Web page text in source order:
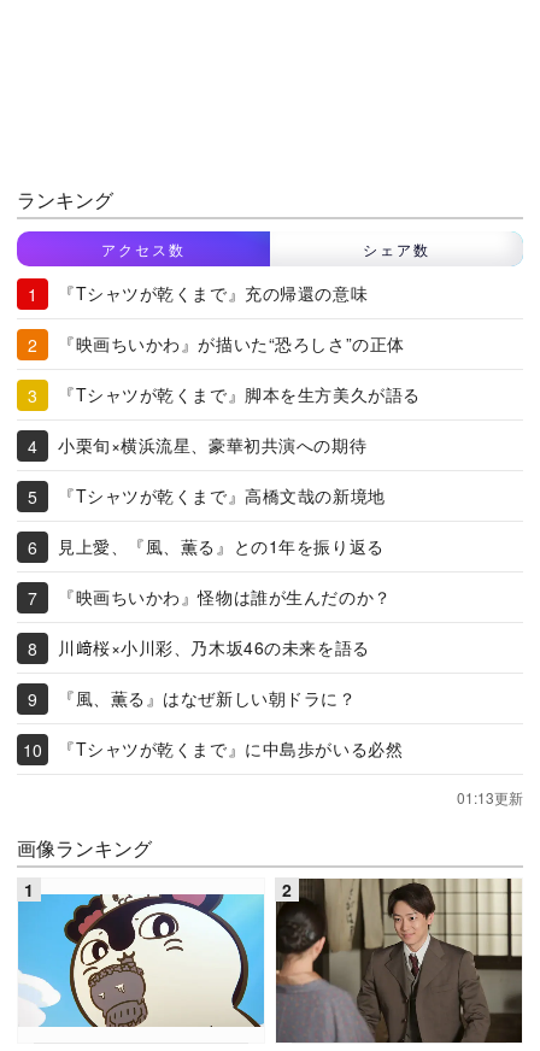
ランキング
アクセス数 シェア数
『Tシャツが乾くまで』充の帰還の意味
『映画ちいかわ』が描いた“恐ろしさ”の正体
『Tシャツが乾くまで』脚本を生方美久が語る
小栗旬×横浜流星、豪華初共演への期待
『Tシャツが乾くまで』高橋文哉の新境地
見上愛、『風、薫る』との1年を振り返る
『映画ちいかわ』怪物は誰が生んだのか？
川﨑桜×小川彩、乃木坂46の未来を語る
『風、薫る』はなぜ新しい朝ドラに？
『Tシャツが乾くまで』に中島歩がいる必然
01:13更新
画像ランキング